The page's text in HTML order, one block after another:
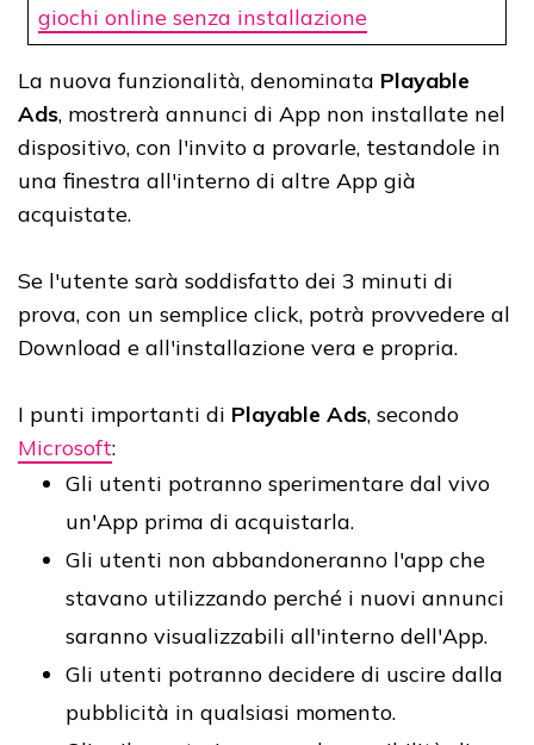
giochi online senza installazione
La nuova funzionalità, denominata Playable
Ads, mostrerà annunci di App non installate nel
dispositivo, con l'invito a provarle, testandole in
una finestra all'interno di altre App già
acquistate.
Se l'utente sarà soddisfatto dei 3 minuti di
prova, con un semplice click, potrà provvedere al
Download e all'installazione vera e propria.
I punti importanti di Playable Ads, secondo
Microsoft:
Gli utenti potranno sperimentare dal vivo
un'App prima di acquistarla.
Gli utenti non abbandoneranno l'app che
stavano utilizzando perché i nuovi annunci
saranno visualizzabili all'interno dell'App.
Gli utenti potranno decidere di uscire dalla
pubblicità in qualsiasi momento.